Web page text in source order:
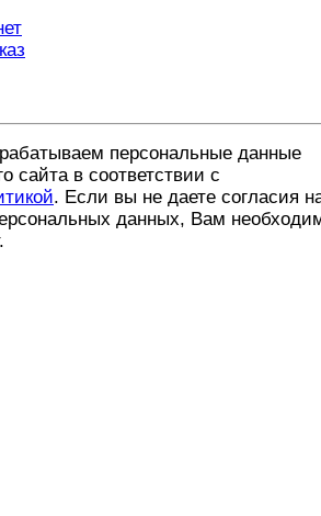
персональные данные
сайта в соответствии с
. Если вы не даете согласия
данных, Вам